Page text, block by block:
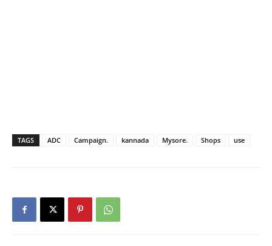
TAGS ADC Campaign. kannada Mysore. Shops use